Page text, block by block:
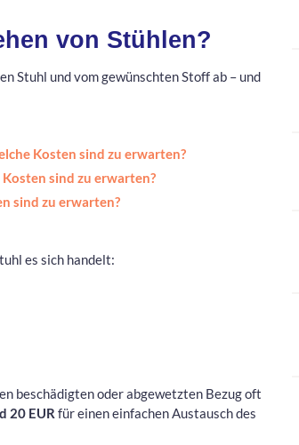
von Stühlen?
Stuhl und vom gewünschten Stoff ab – und
Kosten sind zu erwarten?
sind zu erwarten?
sind zu erwarten?
es sich handelt:
beschädigten oder abgewetzten Bezug oft
20 EUR für einen einfachen Austausch des